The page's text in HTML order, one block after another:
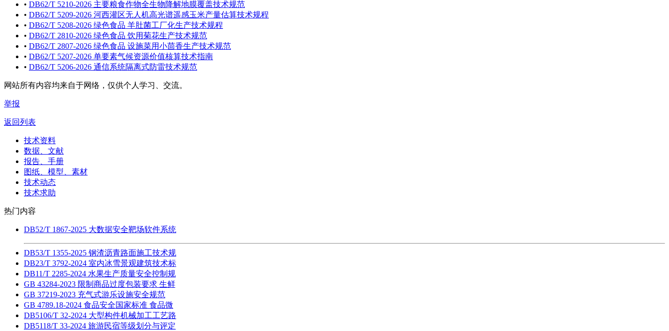
• DB62/T 5210-2026 主要粮食作物全生物降解地膜覆盖技术规范
• DB62/T 5209-2026 河西灌区无人机高光谱遥感玉米产量估算技术规程
• DB62/T 5208-2026 绿色食品 羊肚菌工厂化生产技术规程
• DB62/T 2810-2026 绿色食品 饮用菊花生产技术规范
• DB62/T 2807-2026 绿色食品 设施菜用小茴香生产技术规范
• DB62/T 5207-2026 单要素气候资源价值核算技术指南
• DB62/T 5206-2026 通信系统隔离式防雷技术规范
网站所有内容均来自于网络，仅供个人学习、交流。
举报
返回列表
技术资料
数据、文献
报告、手册
图纸、模型、素材
技术动态
技术求助
热门内容
DB52/T 1867-2025 大数据安全靶场软件系统
DB53/T 1355-2025 钢渣沥青路面施工技术规
DB23/T 3792-2024 室内冰雪景观建筑技术标
DB11/T 2285-2024 水果生产质量安全控制规
GB 43284-2023 限制商品过度包装要求 生鲜
GB 37219-2023 充气式游乐设施安全规范
GB 4789.18-2024 食品安全国家标准 食品微
DB5106/T 32-2024 大型构件机械加工工艺路
DB5118/T 33-2024 旅游民宿等级划分与评定